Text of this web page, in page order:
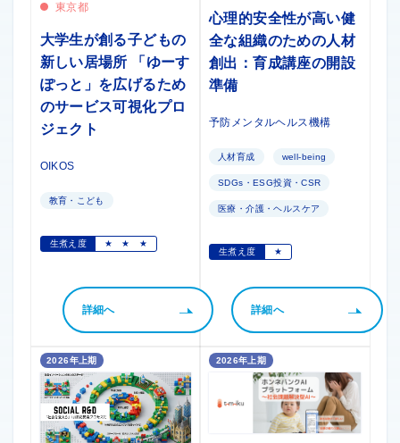
東京都
大学生が創る子どもの
新しい居場所 「ゆーす
ぽっと」を広げるため
のサービス可視化プロ
ジェクト
OIKOS
教育・こども
生煮え度 ★ ★ ★
詳細へ
心理的安全性が高い健
全な組織のための人材
創出：育成講座の開設
準備
予防メンタルヘルス機構
人材育成 well-being
SDGs・ESG投資・CSR
医療・介護・ヘルスケア
生煮え度 ★
詳細へ
2026年上期 2026年上期